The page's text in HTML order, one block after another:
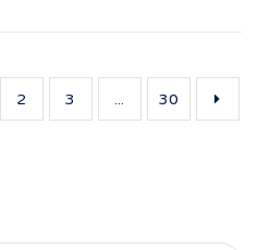
2 3 ... 30